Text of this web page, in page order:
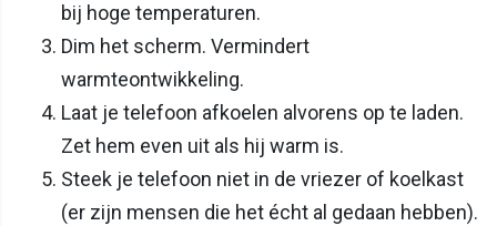
bij hoge temperaturen.
Dim het scherm. Vermindert
warmteontwikkeling.
Laat je telefoon afkoelen alvorens op te laden.
Zet hem even uit als hij warm is.
Steek je telefoon niet in de vriezer of koelkast
(er zijn mensen die het écht al gedaan hebben).